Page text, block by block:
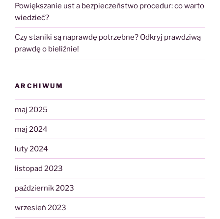
Powiększanie ust a bezpieczeństwo procedur: co warto
wiedzieć?
Czy staniki są naprawdę potrzebne? Odkryj prawdziwą
prawdę o bieliźnie!
ARCHIWUM
maj 2025
maj 2024
luty 2024
listopad 2023
październik 2023
wrzesień 2023